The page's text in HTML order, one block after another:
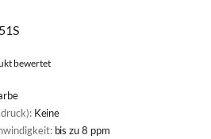
bewertet
Keine
bis zu 8 ppm